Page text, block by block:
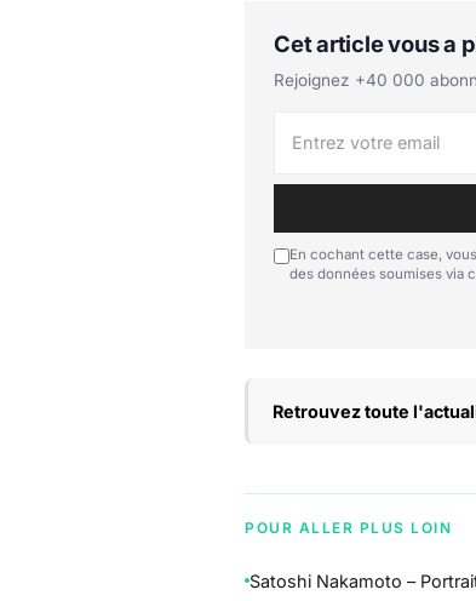
Cet article vous a
Rejoignez +40 000
En cochant cette case,
des données soumises via
Retrouvez toute
POUR ALLER PLUS LOIN
Satoshi Nakamoto –